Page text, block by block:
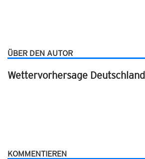
ÜBER DEN AUTOR
Wettervorhersage Deutschland
KOMMENTIEREN